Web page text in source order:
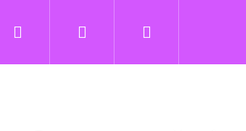
Hľadať Prihlásenie